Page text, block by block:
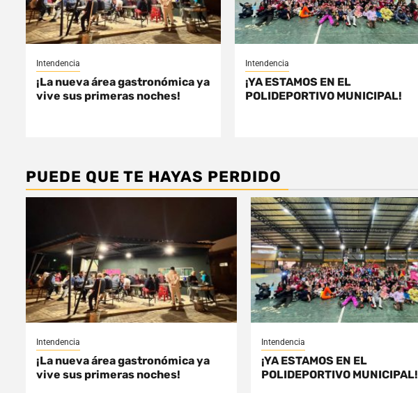
Intendencia
¡La nueva área gastronómica ya
vive sus primeras noches!
Intendencia
¡YA ESTAMOS EN EL
POLIDEPORTIVO MUNICIPAL!
PUEDE QUE TE HAYAS PERDIDO
Intendencia
¡La nueva área gastronómica ya
vive sus primeras noches!
Intendencia
¡YA ESTAMOS EN EL
POLIDEPORTIVO MUNICIPAL!